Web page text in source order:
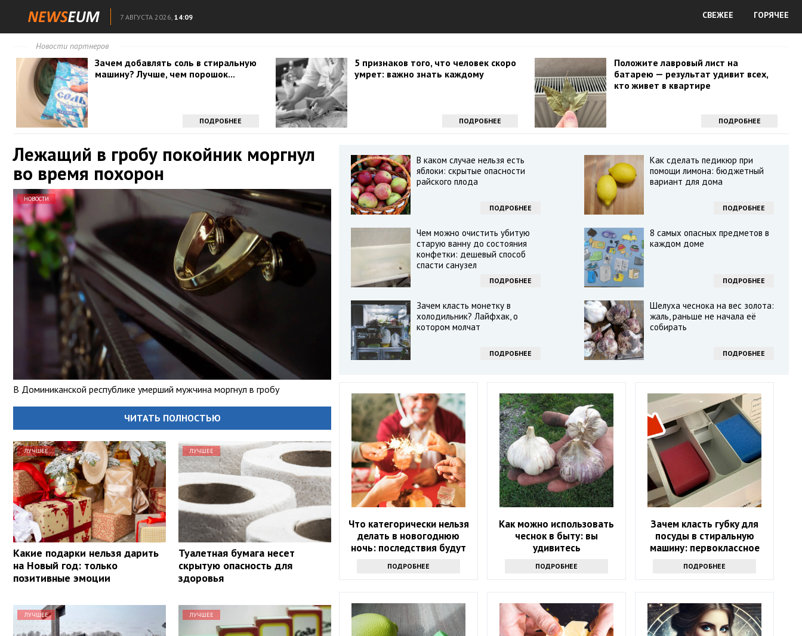
7 АВГУСТА 2026, 14:09 СВЕЖЕЕ ГОРЯЧЕЕ
Новости партнеров
Зачем добавлять соль в стиральную
машину? Лучше, чем порошок...
ПОДРОБНЕЕ
5 признаков того, что человек скоро
умрет: важно знать каждому
ПОДРОБНЕЕ
Положите лавровый лист на
батарею — результат удивит всех,
кто живет в квартире
ПОДРОБНЕЕ
Лежащий в гробу покойник моргнул
во время похорон
НОВОСТИ
В Доминиканской республике умерший мужчина моргнул в гробу
ЧИТАТЬ ПОЛНОСТЬЮ
ЛУЧШЕЕ
Какие подарки нельзя дарить
на Новый год: только
позитивные эмоции
ЛУЧШЕЕ
Туалетная бумага несет
скрытую опасность для
здоровья
ЛУЧШЕЕ ЛУЧШЕЕ
В каком случае нельзя есть
яблоки: скрытые опасности
райского плода
ПОДРОБНЕЕ
Как сделать педикюр при
помощи лимона: бюджетный
вариант для дома
ПОДРОБНЕЕ
Чем можно очистить убитую
старую ванну до состояния
конфетки: дешевый способ
спасти санузел
ПОДРОБНЕЕ
8 самых опасных предметов в
каждом доме
ПОДРОБНЕЕ
Зачем класть монетку в
холодильник? Лайфхак, о
котором молчат
ПОДРОБНЕЕ
Шелуха чеснока на вес золота:
жаль, раньше не начала её
собирать
ПОДРОБНЕЕ
Что категорически нельзя
делать в новогоднюю
ночь: последствия будут
на весь следующий год
ПОДРОБНЕЕ
Как можно использовать
чеснок в быту: вы
удивитесь
ПОДРОБНЕЕ
Зачем класть губку для
посуды в стиральную
машину: первоклассное
ПОДРОБНЕЕ